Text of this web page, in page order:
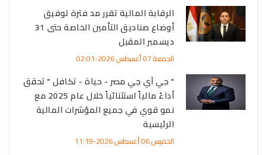
الرقابة المالية تقرر مد فترة توفيق
أوضاع صناديق التأمين الخاصة حتى 31
ديسمبر المقبل
الجمعة 07 أغسطس 2026-02:01
" جي آي جي مصر - حياة - تكافل " تحقق
أداءً مالياً استثنائياً خلال عام 2025 مع
نمو قوي في جميع المؤشرات المالية
الرئيسية
الخميس 06 أغسطس 2026-11:19